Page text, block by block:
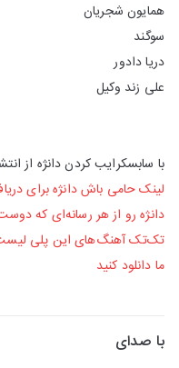
همایون شجریان
سوگند
دریا دادور
علی زند وکیل
با سابسکرایب کردن دانژه از
لینک حامی باش دانژه برای
دانژه رو از هر رسانه‌‌ای که
تک‌تک آهنگ‌های این پلی لیست رو
ما دانلود کنید
با صدای